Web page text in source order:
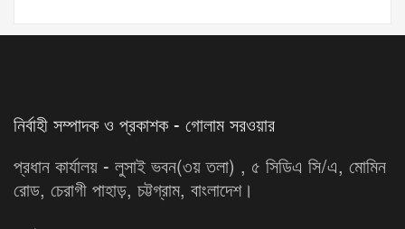
নির্বাহী সম্পাদক ও প্রকাশক - গোলাম সরওয়ার
প্রধান কার্যালয় - লুসাই ভবন(৩য় তলা) , ৫ সিডিএ সি/এ, মোমিন
রোড, চেরাগী পাহাড়, চট্টগ্রাম, বাংলাদেশ।